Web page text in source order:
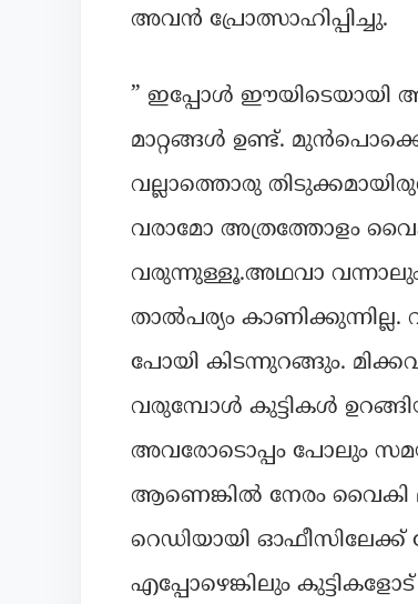
അവൻ പ്രോത്സാഹിപ്പിച്ചു.
” ഇപ്പോൾ ഈയിടെയായി
മാറ്റങ്ങൾ ഉണ്ട്.
വല്ലാത്തൊരു
വരാമോ അത്രത്തോളം
വരുന്നുള്ളൂ.അഥവാ
താൽപര്യം
പോയി കിടന്നുറങ്ങും.
വരുമ്പോൾ കുട്ടികൾ
അവരോടൊപ്പം പോലും സമയം
ആണെങ്കിൽ നേരം വൈകി
റെഡിയായി
എപ്പോഴെങ്കിലും